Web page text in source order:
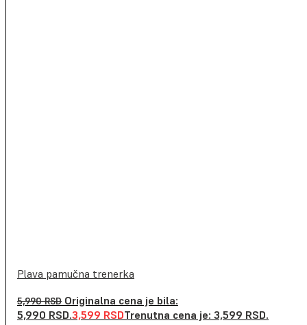
Plava pamučna trenerka
5,990RSD Originalna cena je bila:
5,990 RSD.3,599 RSDTrenutna cena je: 3,599 RSD.